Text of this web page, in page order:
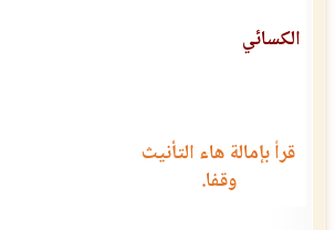
الكسائي
قرأ بإمالة هاء التأنيث
وقفا.